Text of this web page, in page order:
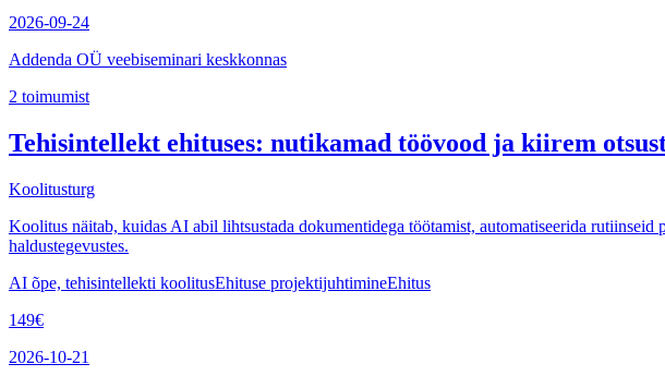
2026-09-24
Addenda OÜ veebiseminari keskkonnas
2 toimumist
Tehisintellekt ehituses: nutikamad töövood ja kiirem
Koolitusturg
Koolitus näitab, kuidas AI abil lihtsustada dokumentidega töötamist, automatiseerida
haldustegevustes.
AI õpe, tehisintellekti koolitusEhituse projektijuhtimineEhitus
149€
2026-10-21